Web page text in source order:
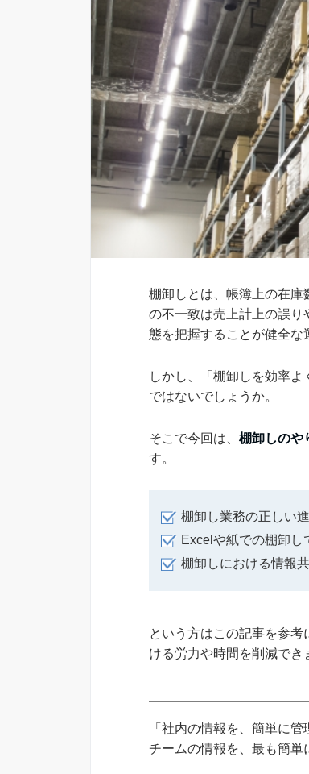
棚卸しとは、帳簿上の在
の不一致は売上計上の誤り
態を把握することが健全な
しかし、「棚卸しを効率
ではないでしょうか。
そこで今回は、 棚卸しのや
す。
棚卸し業務の正しい
Excelや紙での棚卸し
棚卸しにおける情報
という方はこの記事を参
ける労力や時間を削減でき
「社内の情報を、簡単に管
チームの情報を、最も簡単